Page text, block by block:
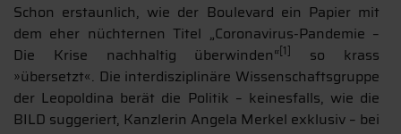
Schon erstaunlich, wie der Boulevard ein Papier mit
dem eher nüchternen Titel „Coronavirus-Pandemie –
Die Krise nachhaltig überwinden“[1]
so krass
»übersetzt«. Die interdisziplinäre Wissenschaftsgruppe
der Leopoldina berät die Politik – keinesfalls, wie die
BILD suggeriert, Kanzlerin Angela Merkel exklusiv – bei